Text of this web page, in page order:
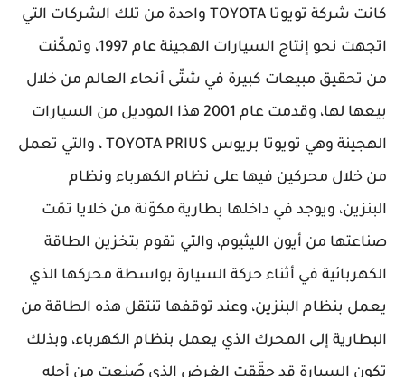
كانت شركة تويوتا TOYOTA واحدة من تلك الشركات التي
اتجهت نحو إنتاج السيارات الهجينة عام 1997، وتمكّنت
من تحقيق مبيعات كبيرة في شتّى أنحاء العالم من خلال
بيعها لها، وقدمت عام 2001 هذا الموديل من السيارات
الهجينة وهي تويوتا بريوس TOYOTA PRIUS ، والتي تعمل
من خلال محركين فيها على نظام الكهرباء ونظام
البنزين، ويوجد في داخلها بطارية مكوّنة من خلايا تمّت
صناعتها من أيون الليثيوم، والتي تقوم بتخزين الطاقة
الكهربائية في أثناء حركة السيارة بواسطة محركها الذي
يعمل بنظام البنزين، وعند توقفها تنتقل هذه الطاقة من
البطارية إلى المحرك الذي يعمل بنظام الكهرباء، وبذلك
تكون السيارة قد حقّقت الغرض الذي صُنعت من أجله